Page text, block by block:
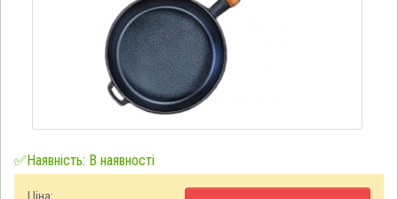
✅Наявність: В наявності